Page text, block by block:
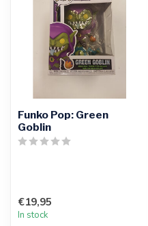
Funko Pop: Green
Goblin
€19,95
In stock